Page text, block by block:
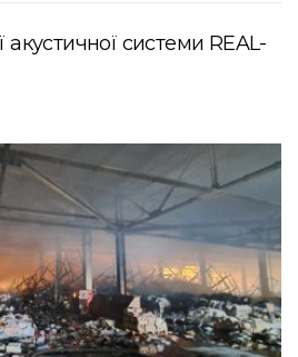
системи REAL-